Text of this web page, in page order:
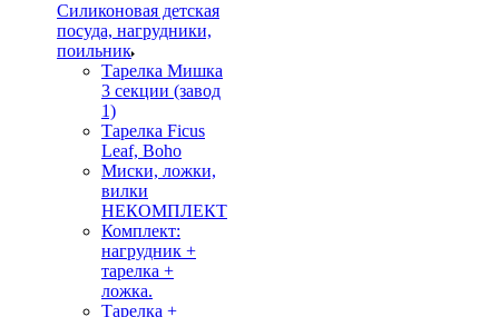
Силиконовая детская
посуда, нагрудники,
поильник
Тарелка Мишка
3 секции (завод
1)
Тарелка Ficus
Leaf, Boho
Миски, ложки,
вилки
НЕКОМПЛЕКТ
Комплект:
нагрудник +
тарелка +
ложка.
Тарелка +